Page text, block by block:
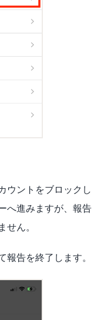
ウントをブロックし
へ進みますが、報告
せん。
報告を終了します。